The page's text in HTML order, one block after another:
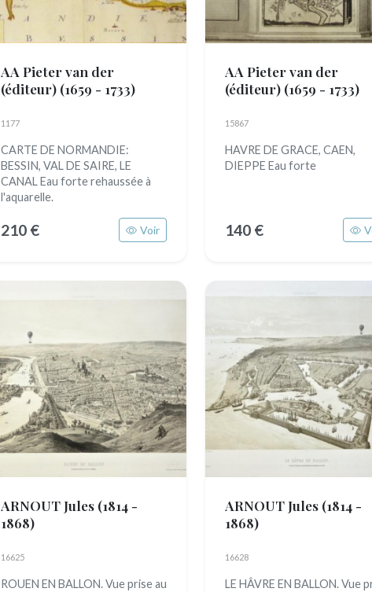
AA Pieter van der
(éditeur) (1659 - 1733)
1177
CARTE DE NORMANDIE:
BESSIN, VAL DE SAIRE, LE
CANAL Eau forte rehaussée à
l'aquarelle.
210 € Voir
AA Pieter van der
(éditeur) (1659 - 1733)
15867
HAVRE DE GRACE, CAEN,
DIEPPE Eau forte
140 €
ARNOUT Jules (1814 -
1868)
16625
ROUEN EN BALLON. Vue prise au
ARNOUT Jules (1814 -
1868)
16628
LE HÂVRE EN BALLON. Vue